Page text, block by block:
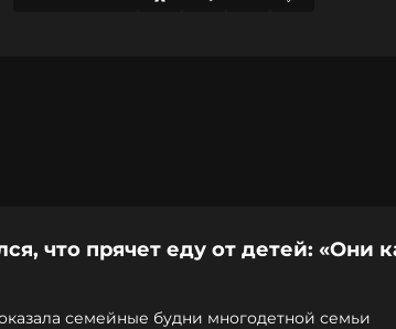
что прячет еду от детей: «Они
семейные будни многодетной семьи